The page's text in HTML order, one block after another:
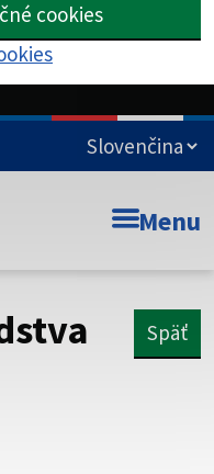
cookies
stránka
webového sídla.
Menu
Späť